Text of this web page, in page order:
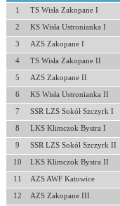
1 TS Wisła Zakopane I
2 KS Wisła Ustronianka I
3 AZS Zakopane I
4 TS Wisła Zakopane II
5 AZS Zakopane II
6 KS Wisła Ustronianka II
7 SSR LZS Sokół Szczyrk I
8 LKS Klimczok Bystra I
9 SSR LZS Sokół Szczyrk II
10 LKS Klimczok Bystra II
11 AZS AWF Katowice
12 AZS Zakopane III